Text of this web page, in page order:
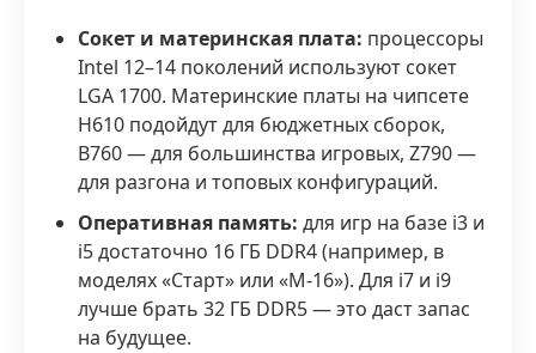
Сокет и материнская плата: процессоры
Intel 12–14 поколений используют сокет
LGA 1700. Материнские платы на чипсете
H610 подойдут для бюджетных сборок,
B760 — для большинства игровых, Z790 —
для разгона и топовых конфигураций.
Оперативная память: для игр на базе i3 и
i5 достаточно 16 ГБ DDR4 (например, в
моделях «Старт» или «М-16»). Для i7 и i9
лучше брать 32 ГБ DDR5 — это даст запас
на будущее.